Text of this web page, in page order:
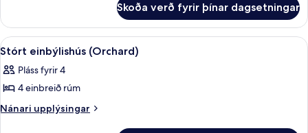
-
útsýni
yfir
á
trjáhús
nuddbaðker
útsýni
yfir
Skoða verð fyrir þínar dagsetningar
Skoða
allar
myndir
fyrir
Stórt
4
Stórt einbýlishús (Orchard)
Pláss fyrir 4
4 einbreið rúm
Nánari upplýsingar
Nánari